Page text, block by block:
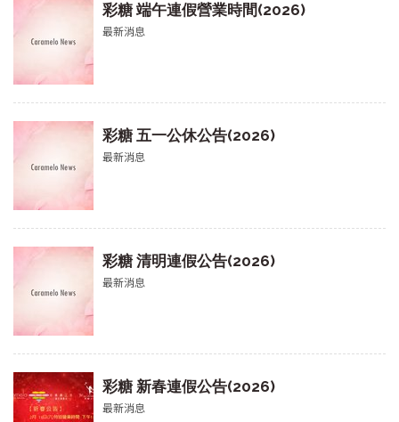
彩糖 端午連假營業時間(2026)
最新消息
彩糖 五一公休公告(2026)
最新消息
彩糖 清明連假公告(2026)
最新消息
彩糖 新春連假公告(2026)
最新消息